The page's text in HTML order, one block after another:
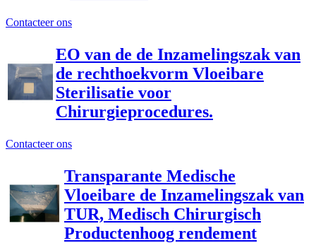
Contacteer ons
EO van de de Inzamelingszak van
de rechthoekvorm Vloeibare
Sterilisatie voor
Chirurgieprocedures.
Contacteer ons
Transparante Medische
Vloeibare de Inzamelingszak van
TUR, Medisch Chirurgisch
Productenhoog rendement